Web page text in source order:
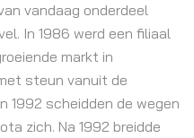
vandaag onderdeel
In 1986 werd een filiaal
markt in
steun vanuit de
1992 scheidden de wegen
zich. Na 1992 breidde